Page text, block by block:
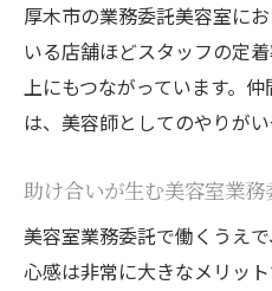
厚木市の業務委託美容室に
いる店舗ほどスタッフの定
上にもつながっています。
は、美容師としてのやりが
助け合いが生む美容室業
美容室業務委託で働くうえ
心感は非常に大きなメリッ